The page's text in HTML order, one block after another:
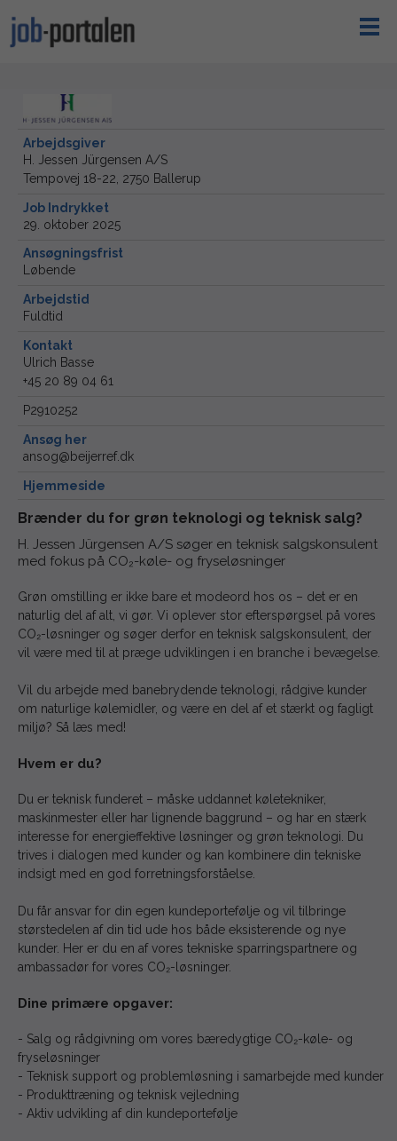
Arbejdsgiver
H. Jessen Jürgensen A/S
Tempovej 18-22, 2750 Ballerup
Job Indrykket
29. oktober 2025
Ansøgningsfrist
Løbende
Arbejdstid
Fuldtid
Kontakt
Ulrich Basse
+45 20 89 04 61
P2910252
Ansøg her
ansog@beijerref.dk
Hjemmeside
Brænder du for grøn teknologi og teknisk salg?
H. Jessen Jürgensen A/S søger en teknisk salgskonsulent
med fokus på CO₂-køle- og fryseløsninger
Grøn omstilling er ikke bare et modeord hos os – det er en
naturlig del af alt, vi gør. Vi oplever stor efterspørgsel på vores
CO₂-løsninger og søger derfor en teknisk salgskonsulent, der
vil være med til at præge udviklingen i en branche i bevægelse.
Vil du arbejde med banebrydende teknologi, rådgive kunder
om naturlige kølemidler, og være en del af et stærkt og fagligt
miljø? Så læs med!
Hvem er du?
Du er teknisk funderet – måske uddannet køletekniker,
maskinmester eller har lignende baggrund – og har en stærk
interesse for energieffektive løsninger og grøn teknologi. Du
trives i dialogen med kunder og kan kombinere din tekniske
indsigt med en god forretningsforståelse.
Du får ansvar for din egen kundeportefølje og vil tilbringe
størstedelen af din tid ude hos både eksisterende og nye
kunder. Her er du en af vores tekniske sparringspartnere og
ambassadør for vores CO₂-løsninger.
Dine primære opgaver:
- Salg og rådgivning om vores bæredygtige CO₂-køle- og
fryseløsninger
- Teknisk support og problemløsning i samarbejde med kunder
- Produkttræning og teknisk vejledning
- Aktiv udvikling af din kundeportefølje